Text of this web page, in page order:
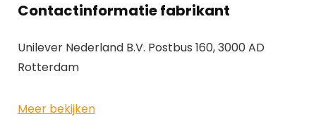
Contactinformatie fabrikant
Unilever Nederland B.V. Postbus 160, 3000 AD
Rotterdam
Meer bekijken